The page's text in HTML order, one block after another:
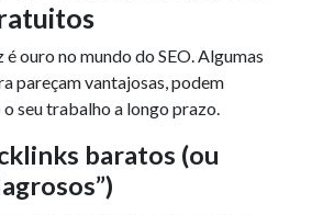
ouro no mundo do SEO. Algumas
pareçam vantajosas, podem
seu trabalho a longo prazo.
baratos (ou